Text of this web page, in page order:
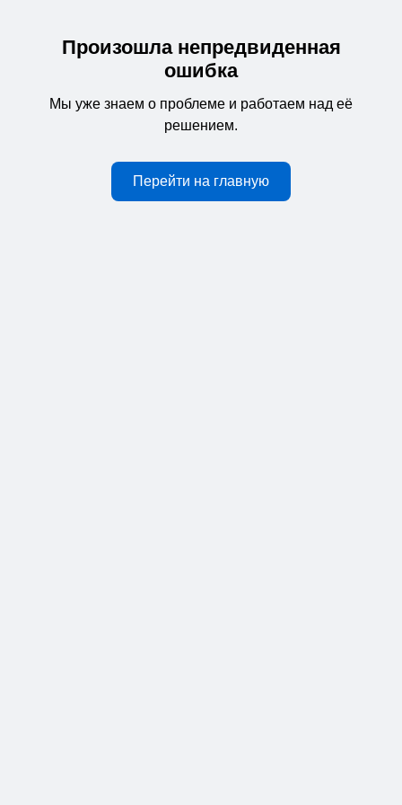
Произошла непредвиденная
ошибка
Мы уже знаем о проблеме и работаем над её
решением.
Перейти на главную